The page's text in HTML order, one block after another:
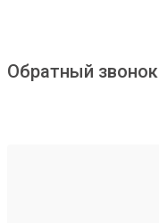
Обратный звонок